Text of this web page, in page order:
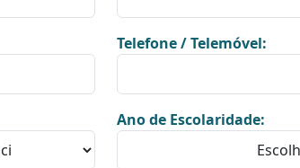
Telefone / Telemóvel:
Ano de Escolaridade: